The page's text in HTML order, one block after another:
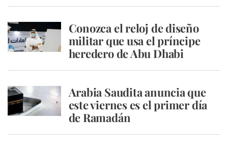
Conozca el reloj de diseño
militar que usa el príncipe
heredero de Abu Dhabi
Arabia Saudita anuncia que
este viernes es el primer día
de Ramadán